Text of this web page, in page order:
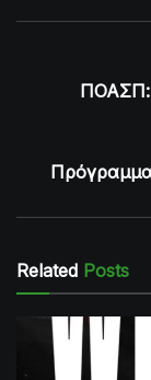
ΠΟΑΣΠ:
Πρόγραμμα
Related Posts